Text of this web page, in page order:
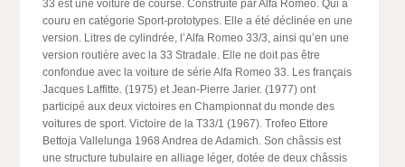
33 est une voiture de course. Construite par Alfa Romeo. Qui a
couru en catégorie Sport-prototypes. Elle a été déclinée en une
version. Litres de cylindrée, l’Alfa Romeo 33/3, ainsi qu’en une
version routière avec la 33 Stradale. Elle ne doit pas être
confondue avec la voiture de série Alfa Romeo 33. Les français
Jacques Laffitte. (1975) et Jean-Pierre Jarier. (1977) ont
participé aux deux victoires en Championnat du monde des
voitures de sport. Victoire de la T33/1 (1967). Trofeo Ettore
Bettoja Vallelunga 1968 Andrea de Adamich. Son châssis est
une structure tubulaire en alliage léger, dotée de deux châssis